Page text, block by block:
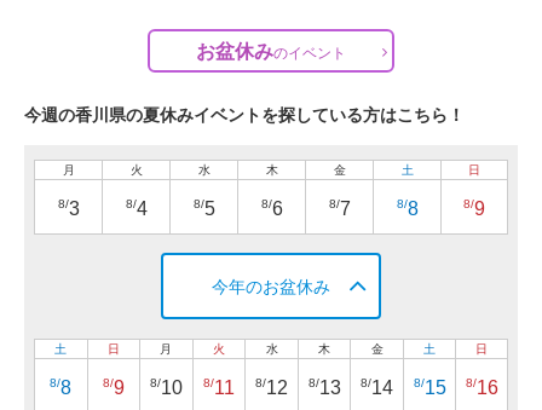
お盆休みのイベント
今週の香川県の夏休みイベントを探している方はこちら！
月
8/3
火
8/4
水
8/5
木
8/6
金
8/7
土
8/8
日
8/9
今年のお盆休み
土
8/8
日
8/9
月
8/10
火
8/11
水
8/12
木
8/13
金
8/14
土
8/15
日
8/16